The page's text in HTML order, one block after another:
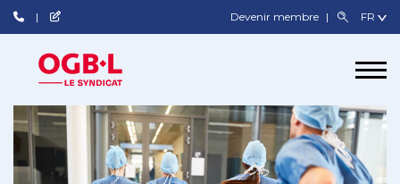
Devenir membre